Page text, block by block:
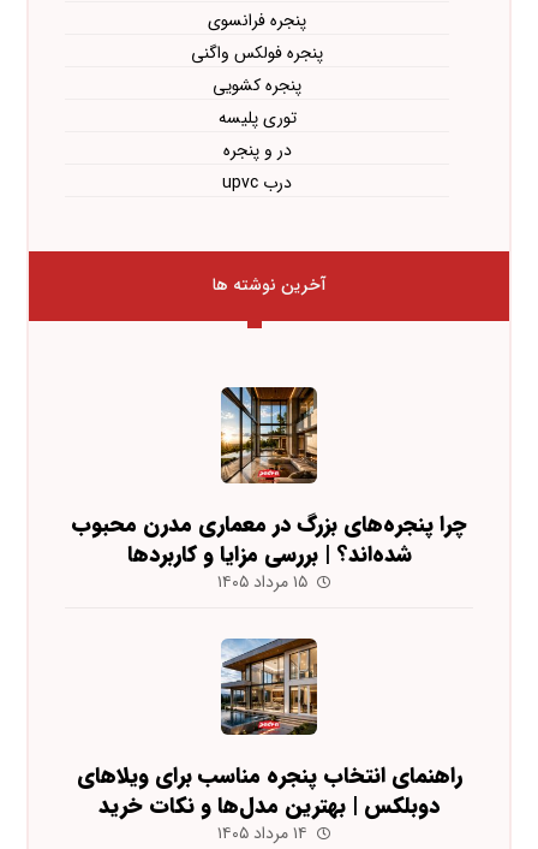
پنجره فرانسوی
پنجره فولکس واگنی
پنجره کشویی
توری پلیسه
در و پنجره
درب upvc
آخرین نوشته ها
چرا پنجره‌های بزرگ در معماری مدرن محبوب
شده‌اند؟ | بررسی مزایا و کاربردها
۱۵ مرداد ۱۴۰۵
راهنمای انتخاب پنجره مناسب برای ویلاهای
دوبلکس | بهترین مدل‌ها و نکات خرید
۱۴ مرداد ۱۴۰۵